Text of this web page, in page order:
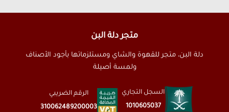
متجر دلة البن
دلة البن، متجر للقهوة والشاي ومستلزماتها بأجود الأصناف
ولمسة أصيلة
السجل التجاري
1010605037
الرقم الضريبي
310062489200003